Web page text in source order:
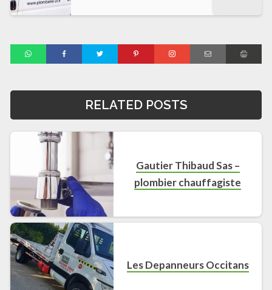
RELATED POSTS
Gautier Thibaud Sas –
plombier chauffagiste
Les Depanneurs Occitans